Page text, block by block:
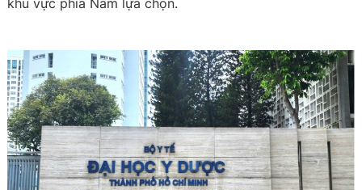
khu vực phía Nam lựa chọn.